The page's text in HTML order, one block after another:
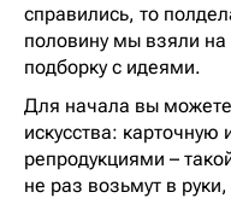
справились, то
половину мы взяли
подборку с идеями.
Для начала вы
искусства: карточную
репродукциями –
не раз возьмут в